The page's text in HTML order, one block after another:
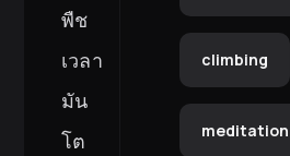
พืช
เวลา
มัน
โต
climbing
meditation